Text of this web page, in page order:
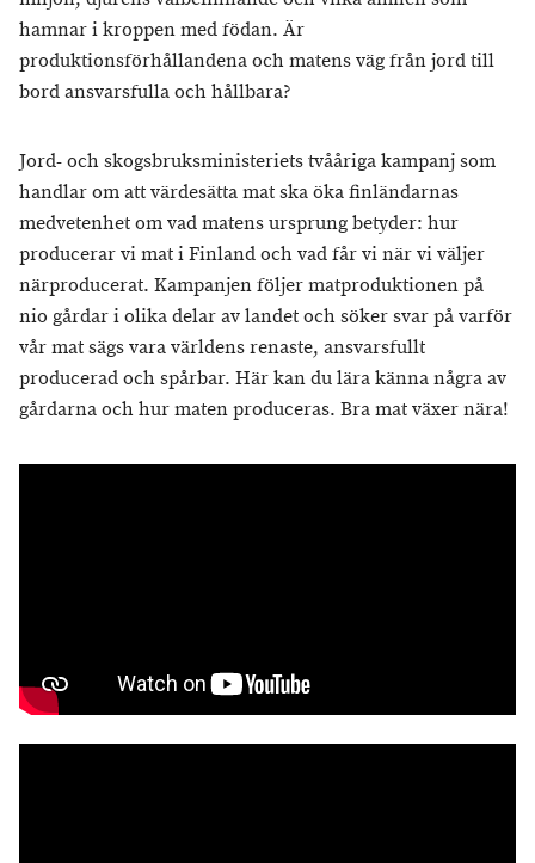
hamnar i kroppen med födan. Är
produktionsförhållandena och matens väg från jord till
bord ansvarsfulla och hållbara?
Jord- och skogsbruksministeriets tvååriga kampanj som
handlar om att värdesätta mat ska öka finländarnas
medvetenhet om vad matens ursprung betyder: hur
producerar vi mat i Finland och vad får vi när vi väljer
närproducerat. Kampanjen följer matproduktionen på
nio gårdar i olika delar av landet och söker svar på varför
vår mat sägs vara världens renaste, ansvarsfullt
producerad och spårbar. Här kan du lära känna några av
gårdarna och hur maten produceras. Bra mat växer nära!